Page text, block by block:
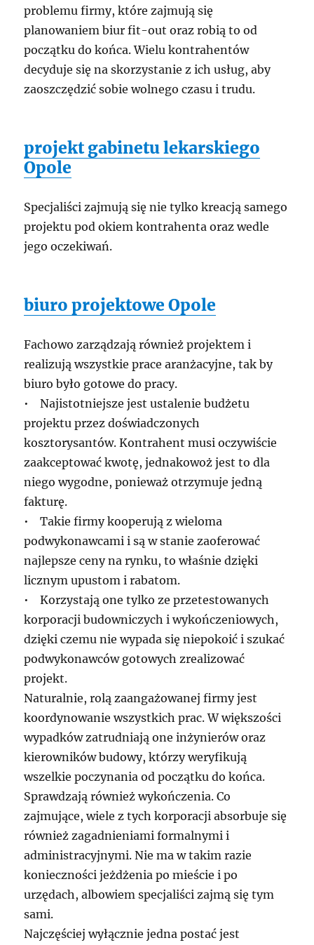
problemu firmy, które zajmują się
planowaniem biur fit-out oraz robią to od
początku do końca. Wielu kontrahentów
decyduje się na skorzystanie z ich usług, aby
zaoszczędzić sobie wolnego czasu i trudu.
projekt gabinetu lekarskiego
Opole
Specjaliści zajmują się nie tylko kreacją samego
projektu pod okiem kontrahenta oraz wedle
jego oczekiwań.
biuro projektowe Opole
Fachowo zarządzają również projektem i
realizują wszystkie prace aranżacyjne, tak by
biuro było gotowe do pracy.
• Najistotniejsze jest ustalenie budżetu
projektu przez doświadczonych
kosztorysantów. Kontrahent musi oczywiście
zaakceptować kwotę, jednakowoż jest to dla
niego wygodne, ponieważ otrzymuje jedną
fakturę.
• Takie firmy kooperują z wieloma
podwykonawcami i są w stanie zaoferować
najlepsze ceny na rynku, to właśnie dzięki
licznym upustom i rabatom.
• Korzystają one tylko ze przetestowanych
korporacji budowniczych i wykończeniowych,
dzięki czemu nie wypada się niepokoić i szukać
podwykonawców gotowych zrealizować
projekt.
Naturalnie, rolą zaangażowanej firmy jest
koordynowanie wszystkich prac. W większości
wypadków zatrudniają one inżynierów oraz
kierowników budowy, którzy weryfikują
wszelkie poczynania od początku do końca.
Sprawdzają również wykończenia. Co
zajmujące, wiele z tych korporacji absorbuje się
również zagadnieniami formalnymi i
administracyjnymi. Nie ma w takim razie
konieczności jeżdżenia po mieście i po
urzędach, albowiem specjaliści zajmą się tym
sami.
Najczęściej wyłącznie jedna postać jest